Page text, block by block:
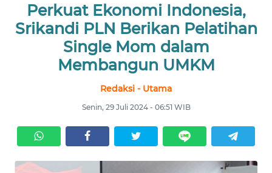
Perkuat Ekonomi Indonesia,
Srikandi PLN Berikan Pelatihan
Single Mom dalam
Membangun UMKM
Redaksi - Utama
Senin, 29 Juli 2024 - 06:51 WIB
UTAMA
NUSANTARA
SERBI
OPINI